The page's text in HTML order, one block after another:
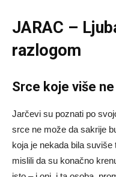
JARAC –
razlogom
Srce koje više
Jarčevi su poznati po
srce ne može da sakrije
koja je nekada bila
mislili da su konačno